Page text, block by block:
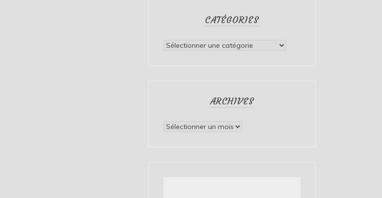
CATÉGORIES
Catégories
ARCHIVES
Archives